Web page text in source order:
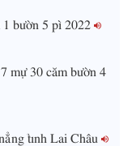
bườn 5 pì 2022
mự 30 căm bườn 4
tỉnh Lai Châu